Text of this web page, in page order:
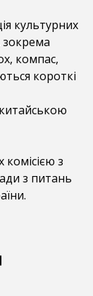
культурних
компас,
короткі
комісією з
з питань